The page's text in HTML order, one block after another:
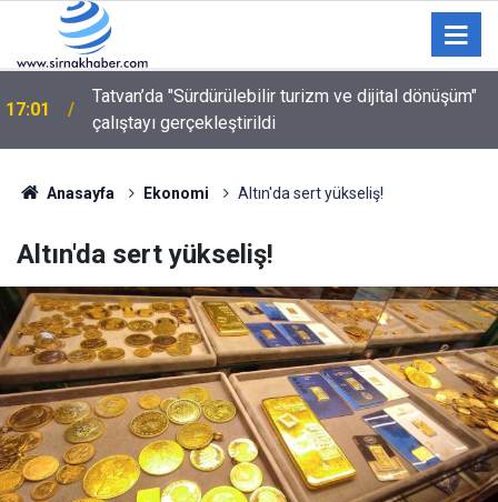
17:01
Tatvan’da "Sürdürülebilir turizm ve dijital dönüşüm"
çalıştayı gerçekleştirildi
17:00
Cudi Dağı Sefinede 40 Yıl Sonra İlk Defa Hutbe ve
Anasayfa Ekonomi Altın'da sert yükseliş!
Altın'da sert yükseliş!